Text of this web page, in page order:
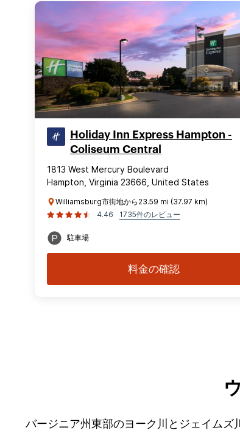
Holiday Inn Express Hampton -
Coliseum Central
1813 West Mercury Boulevard
Hampton, Virginia 23666, United States
Williamsburg市街地から23.59 mi (37.97 km)
4.46
1735件のレビュー
駐車場
料金の確認
バージニア州東部のヨーク川とジェイム